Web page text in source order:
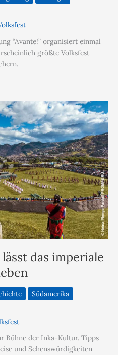
“Avante!” organisiert einmal
größte Volksfest
das imperiale
Südamerika
Bühne der Inka-Kultur. Tipps
und Sehenswürdigkeiten